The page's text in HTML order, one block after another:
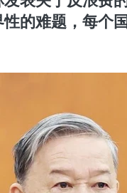
的难题，每个